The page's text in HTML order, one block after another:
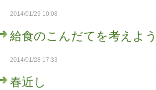
2014/01/29 10:08
給食のこんだてを考えよう
2014/01/28 17:33
春近し